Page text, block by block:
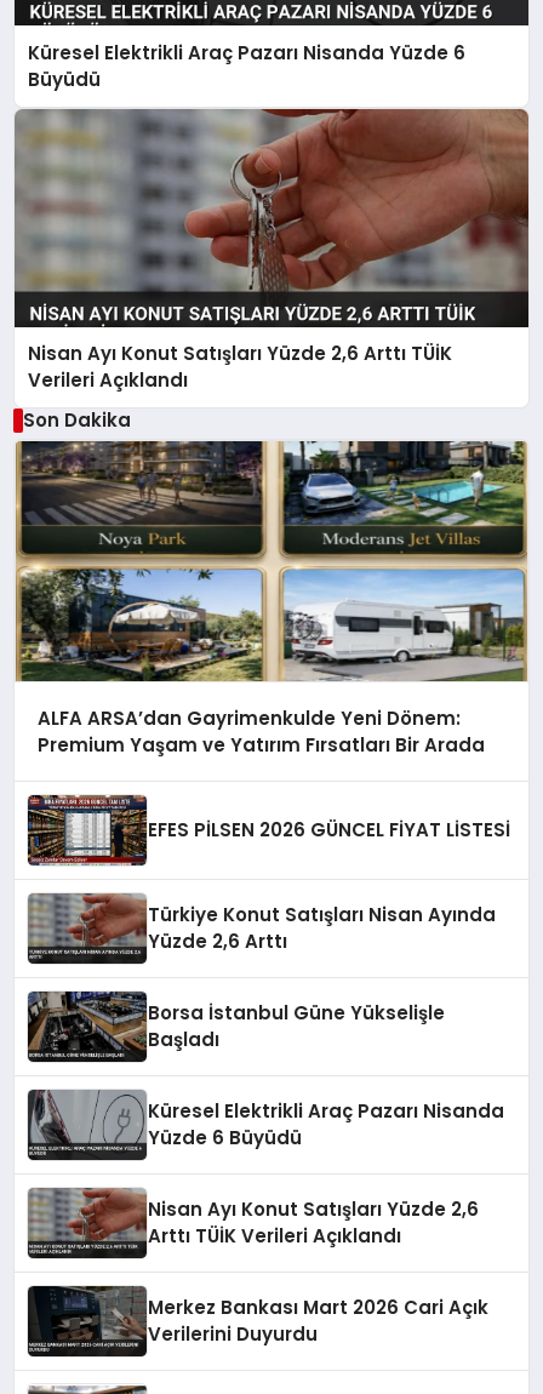
Küresel Elektrikli Araç Pazarı Nisanda Yüzde 6
Büyüdü
Nisan Ayı Konut Satışları Yüzde 2,6 Arttı TÜİK
Verileri Açıklandı
Son Dakika
ALFA ARSA’dan Gayrimenkulde Yeni Dönem:
Premium Yaşam ve Yatırım Fırsatları Bir Arada
EFES PİLSEN 2026 GÜNCEL FİYAT LİSTESİ
Türkiye Konut Satışları Nisan Ayında
Yüzde 2,6 Arttı
Borsa İstanbul Güne Yükselişle
Başladı
Küresel Elektrikli Araç Pazarı Nisanda
Yüzde 6 Büyüdü
Nisan Ayı Konut Satışları Yüzde 2,6
Arttı TÜİK Verileri Açıklandı
Merkez Bankası Mart 2026 Cari Açık
Verilerini Duyurdu